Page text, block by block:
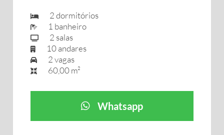
2 dormitórios
1 banheiro
2 salas
10 andares
2 vagas
60,00 m²
Whatsapp